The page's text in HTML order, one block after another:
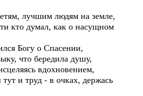
лучшим людям на земле,
кто думал, как о насущном
Богу о Спасении,
что бередила душу,
вдохновением,
и труд - в очках, держась